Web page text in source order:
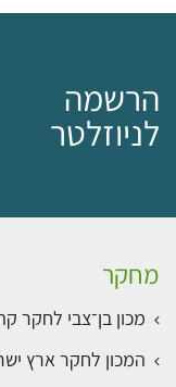
הרשמה
לניוזלטר
מחקר
מכון בן־צבי לחקר
המכון לחקר ארץ